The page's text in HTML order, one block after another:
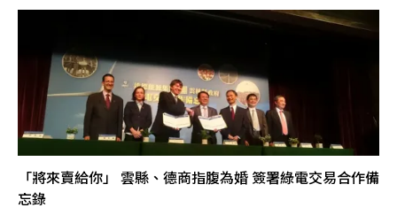
「將來賣給你」 雲縣、德商指腹為婚 簽署綠電交易合作備
忘錄